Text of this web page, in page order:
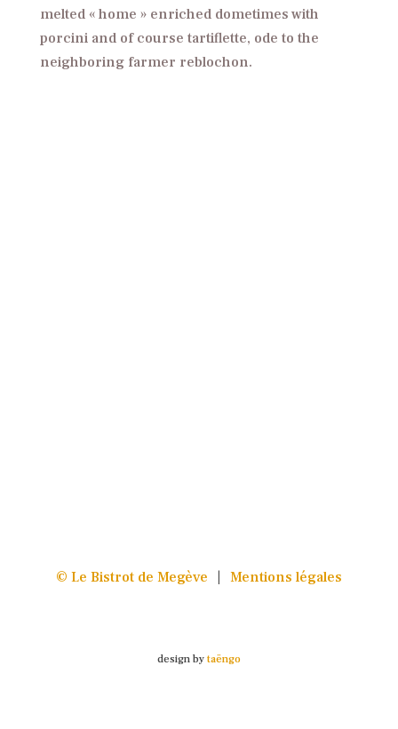
melted « home » enriched dometimes with
porcini and of course tartiflette, ode to the
neighboring farmer reblochon.
© Le Bistrot de Megève Mentions légales
design by taëngo